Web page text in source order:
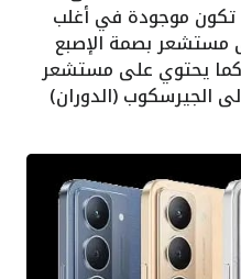
موجودة في أغلب
مستشعر بصمة الإصبع
يحتوي على مستشعر
الجيرسكوب (الدوران)